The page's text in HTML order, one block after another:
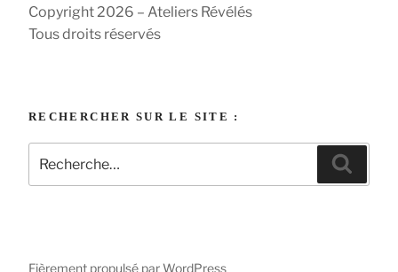
Copyright 2026 – Ateliers Révélés
Tous droits réservés
RECHERCHER SUR LE SITE :
pour
Fièrement propulsé par WordPress